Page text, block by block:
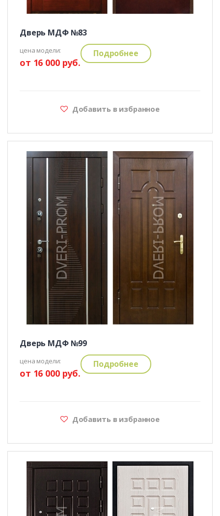
Дверь МДФ №83
цена модели:
от 16 000 руб.
Подробнее
Добавить в избранное
Дверь МДФ №99
цена модели:
от 16 000 руб.
Подробнее
Добавить в избранное